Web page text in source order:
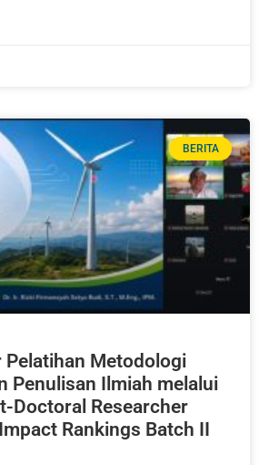
BERITA
Pelatihan Metodologi
Penulisan Ilmiah melalui
Doctoral Researcher
Rankings Batch II